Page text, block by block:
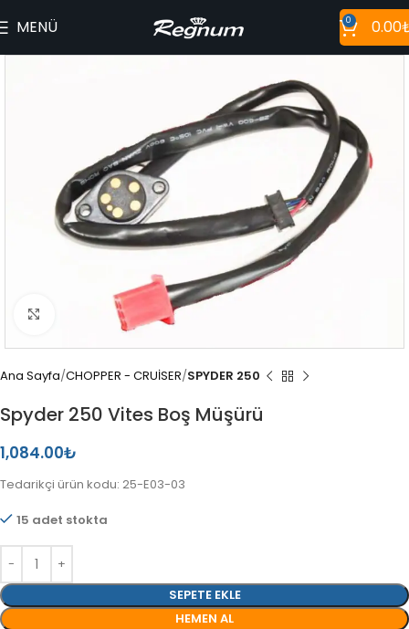
MENÜ 0 0.00
Büyütmek için tıklayın
Ana Sayfa CHOPPER - CRUİSER SPYDER 250
Spyder 250 Vites Boş Müşürü
1,084.00₺
Tedarikçi ürün kodu: 25-E03-03
15 adet stokta
SEPETE EKLE
HEMEN AL